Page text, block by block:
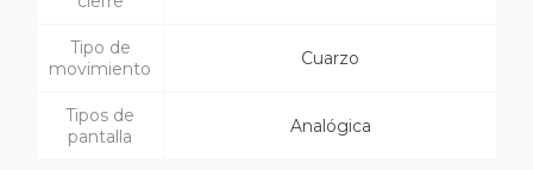
Tipo de
movimiento
Cuarzo
Tipos de
pantalla
Analógica